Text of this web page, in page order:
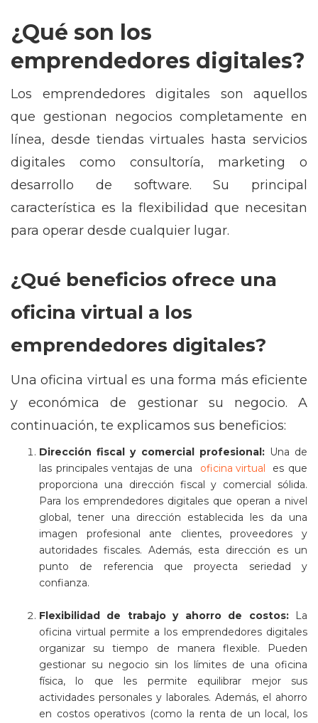
¿Qué son los
emprendedores digitales?
Los emprendedores digitales son aquellos
que gestionan negocios completamente en
línea, desde tiendas virtuales hasta servicios
digitales como consultoría, marketing o
desarrollo de software. Su principal
característica es la flexibilidad que necesitan
para operar desde cualquier lugar.
¿Qué beneficios ofrece una
oficina virtual a los
emprendedores digitales?
Una oficina virtual es una forma más eficiente
y económica de gestionar su negocio. A
continuación, te explicamos sus beneficios:
Dirección fiscal y comercial profesional: Una de
las principales ventajas de una
oficina virtual
es que
proporciona una dirección fiscal y comercial sólida.
Para los emprendedores digitales que operan a nivel
global, tener una dirección establecida les da una
imagen profesional ante clientes, proveedores y
autoridades fiscales. Además, esta dirección es un
punto de referencia que proyecta seriedad y
confianza.
Flexibilidad de trabajo y ahorro de costos:La
oficina virtual permite a los emprendedores digitales
organizar su tiempo de manera flexible. Pueden
gestionar su negocio sin los límites de una oficina
física, lo que les permite equilibrar mejor sus
actividades personales y laborales. Además, el ahorro
en costos operativos (como la renta de un local, los